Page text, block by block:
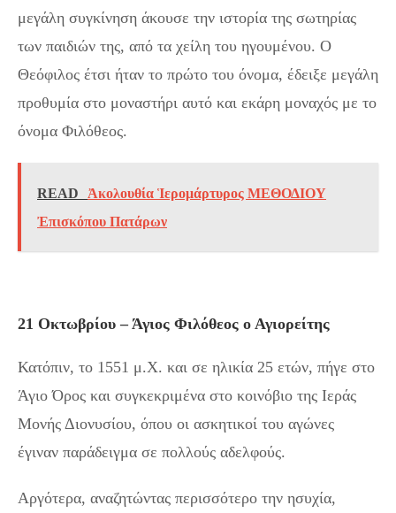
μεγάλη συγκίνηση άκουσε την ιστορία της σωτηρίας
των παιδιών της, από τα χείλη του ηγουμένου. Ο
Θεόφιλος έτσι ήταν το πρώτο του όνομα, έδειξε μεγάλη
προθυμία στο μοναστήρι αυτό και εκάρη μοναχός με το
όνομα Φιλόθεος.
READ
Ἀκολουθία Ἱερομάρτυρος ΜΕΘΟΔΙΟΥ
Ἐπισκόπου Πατάρων
21 Οκτωβρίου – Άγιος Φιλόθεος ο Αγιορείτης
Κατόπιν, το 1551 μ.Χ. και σε ηλικία 25 ετών, πήγε στο
Άγιο Όρος και συγκεκριμένα στο κοινόβιο της Ιεράς
Μονής Διονυσίου, όπου οι ασκητικοί του αγώνες
έγιναν παράδειγμα σε πολλούς αδελφούς.
Αργότερα, αναζητώντας περισσότερο την ησυχία,